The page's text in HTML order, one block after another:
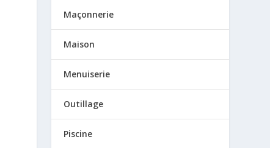
Maçonnerie
Maison
Menuiserie
Outillage
Piscine